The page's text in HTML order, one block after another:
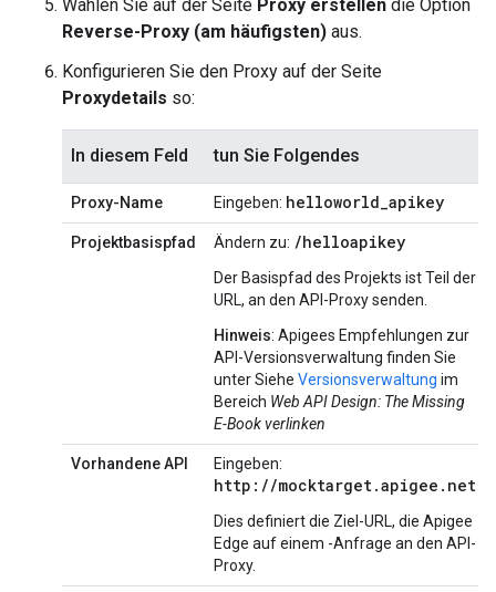
Wählen Sie auf der Seite Proxy erstellen die Option
Reverse-Proxy (am häufigsten) aus.
Konfigurieren Sie den Proxy auf der Seite
Proxydetails so:
In diesem Feld tun Sie Folgendes
Proxy-Name Eingeben: helloworld apikey
Projektbasispfad Ändern zu: /helloapikey
Der Basispfad des Projekts ist Teil der
URL, an den API-Proxy senden.
Hinweis: Apigees Empfehlungen zur
API-Versionsverwaltung finden Sie
unter Siehe Versionsverwaltung im
Bereich Web API Design: The Missing
E-Book verlinken
Vorhandene API Eingeben:
http://mocktarget.apigee.net
Dies definiert die Ziel-URL, die Apigee
Edge auf einem -Anfrage an den API-
Proxy.